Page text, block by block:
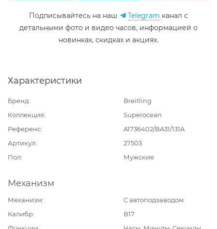
Подписывайтесь на наш Telegram канал c
детальными фото и видео часов, информацией о
новинках, скидках и акциях.
Характеристики
Бренд
Breitling
Коллекция
Superocean
Референс
A1736402/BA31/131A
Артикул
27503
Пол
Мужские
Механизм
Механизм
С автоподзаводом
Калибр
B17